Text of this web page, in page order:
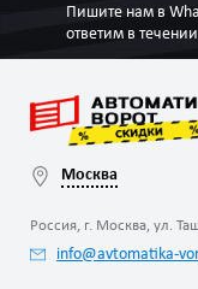
Пишите нам в
ответим в
Москва
Россия, г. Москва, ул.
info@avtomatika-